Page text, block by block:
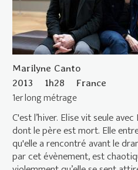
Marilyne Canto
2013
1h28 France
1er long métrage
C'est l’hiver. Elise vit seule
dont le père est mort. Elle
qu'elle a rencontré avant le
par cet évènement, est